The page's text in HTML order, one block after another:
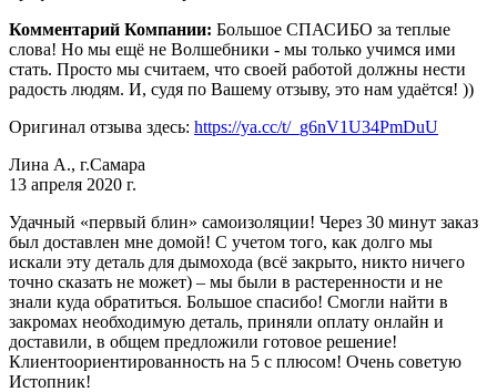
Комментарий Компании: Большое СПАСИБО за теплые
слова! Но мы ещё не Волшебники - мы только учимся ими
стать. Просто мы считаем, что своей работой должны нести
радость людям. И, судя по Вашему отзыву, это нам удаётся! ))
Оригинал отзыва здесь: https://ya.cc/t/_g6nV1U34PmDuU
Лина А., г.Самара
13 апреля 2020 г.
Удачный «первый блин» самоизоляции! Через 30 минут заказ
был доставлен мне домой! С учетом того, как долго мы
искали эту деталь для дымохода (всё закрыто, никто ничего
точно сказать не может) – мы были в растеренности и не
знали куда обратиться. Большое спасибо! Смогли найти в
закромах необходимую деталь, приняли оплату онлайн и
доставили, в общем предложили готовое решение!
Клиентоориентированность на 5 с плюсом! Очень советую
Истопник!